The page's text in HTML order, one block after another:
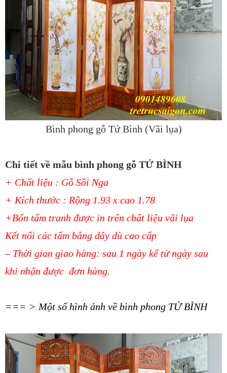
Bình phong gỗ Tứ Bình (Vãi lụa)
Chi tiết về mẫu bình phong gỗ TỨ BÌNH
+ Chất liệu : Gỗ Sồi Nga
+ Kích thước : Rộng 1.93 x cao 1.78
+Bốn tấm tranh được in trên chất liệu vãi lụa
Kết nối các tấm bằng dây dù cao cấp
– Thời gian giao hàng: sau 1 ngày kể từ ngày sau
khi nhận được đơn hàng.
=== > Một số hình ảnh về bình phong TỨ BÌNH